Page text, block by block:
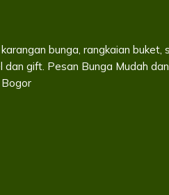
bunga, rangkaian buket,
gift. Pesan Bunga Mudah
Bogor